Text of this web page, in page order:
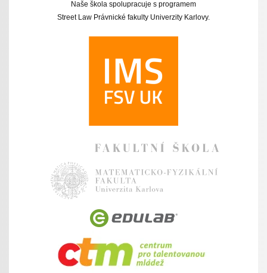
Naše škola spolupracuje s programem
Street Law Právnické fakulty Univerzity Karlovy.